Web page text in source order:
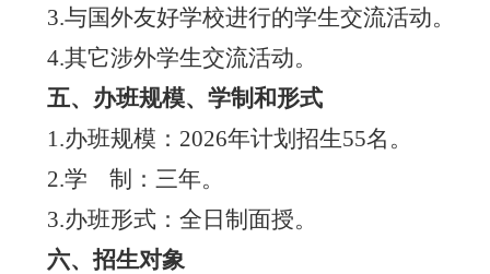
3.与国外友好学校进行的学生交流活动。
4.其它涉外学生交流活动。
五、办班规模、学制和形式
1.办班规模： 2026年计划招生55名。
2.学
制：三年。
3.办班形式：全日制面授。
六、招生对象